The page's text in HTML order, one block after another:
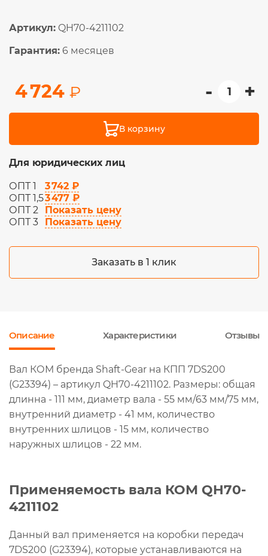
Артикул: QH70-4211102
Гарантия: 6 месяцев
4 724 ₽ - +
В корзину
Для юридических лиц
ОПТ 1
3 742 ₽
ОПТ 1,53 477 ₽
ОПТ 2
Показать цену
ОПТ 3
Показать цену
Заказать в 1 клик
Описание Характеристики Отзывы
Вал КОМ бренда Shaft-Gear на КПП 7DS200
(G23394) – артикул QH70-4211102. Размеры: общая
длинна - 111 мм, диаметр вала - 55 мм/63 мм/75 мм,
внутренний диаметр - 41 мм, количество
внутренних шлицов - 15 мм, количество
наружных шлицов - 22 мм.
Применяемость вала КОМ QH70-
4211102
Данный вал применяется на коробки передач
7DS200 (G23394), которые устанавливаются на